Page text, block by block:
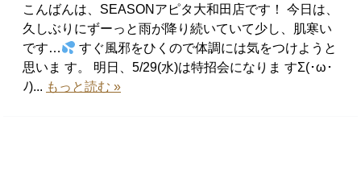
こんばんは、SEASONアピタ大和田店です！ 今日は、
久しぶりにずーっと雨が降り続いていて少し、肌寒い
です…
すぐ風邪をひくので体調には気をつけようと
思いま す。 明日、5/29(水)は特招会になりま すΣ(･ω･
ﾉ)... もっと読む »